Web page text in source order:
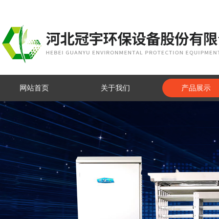
网站首页 关于我们 产品展示